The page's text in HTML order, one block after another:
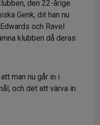
den 22-årige
Genk, dit han nu
och Ravel
klubben då deras
man nu går in i
och det att värva in